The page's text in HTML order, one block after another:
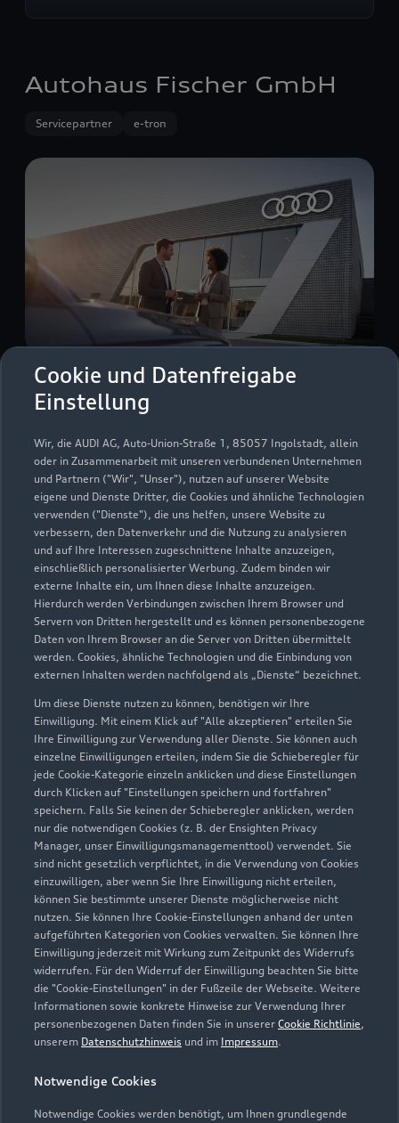
Cookie und Datenfreigabe
Einstellung
Wir, die AUDI AG, Auto-Union-Straße 1, 85057 Ingolstadt, allein
oder in Zusammenarbeit mit unseren verbundenen Unternehmen
und Partnern ("Wir", "Unser"), nutzen auf unserer Website
eigene und Dienste Dritter, die Cookies und ähnliche Technologien
verwenden ("Dienste"), die uns helfen, unsere Website zu
verbessern, den Datenverkehr und die Nutzung zu analysieren
und auf Ihre Interessen zugeschnittene Inhalte anzuzeigen,
einschließlich personalisierter Werbung. Zudem binden wir
externe Inhalte ein, um Ihnen diese Inhalte anzuzeigen.
Hierdurch werden Verbindungen zwischen Ihrem Browser und
Servern von Dritten hergestellt und es können personenbezogene
Daten von Ihrem Browser an die Server von Dritten übermittelt
werden. Cookies, ähnliche Technologien und die Einbindung von
externen Inhalten werden nachfolgend als „Dienste“ bezeichnet.
Um diese Dienste nutzen zu können, benötigen wir Ihre
Einwilligung. Mit einem Klick auf "Alle akzeptieren" erteilen Sie
Ihre Einwilligung zur Verwendung aller Dienste. Sie können auch
einzelne Einwilligungen erteilen, indem Sie die Schieberegler für
jede Cookie-Kategorie einzeln anklicken und diese Einstellungen
durch Klicken auf "Einstellungen speichern und fortfahren"
speichern. Falls Sie keinen der Schieberegler anklicken, werden
nur die notwendigen Cookies (z. B. der Ensighten Privacy
Manager, unser Einwilligungsmanagementtool) verwendet. Sie
sind nicht gesetzlich verpflichtet, in die Verwendung von Cookies
einzuwilligen, aber wenn Sie Ihre Einwilligung nicht erteilen,
können Sie bestimmte unserer Dienste möglicherweise nicht
nutzen. Sie können Ihre Cookie-Einstellungen anhand der unten
aufgeführten Kategorien von Cookies verwalten. Sie können Ihre
Einwilligung jederzeit mit Wirkung zum Zeitpunkt des Widerrufs
widerrufen. Für den Widerruf der Einwilligung beachten Sie bitte
die "Cookie-Einstellungen" in der Fußzeile der Webseite. Weitere
Informationen sowie konkrete Hinweise zur Verwendung Ihrer
personenbezogenen Daten finden Sie in unserer Cookie Richtlinie,
unserem Datenschutzhinweis und im Impressum.
Notwendige Cookies
Notwendige Cookies werden benötigt, um Ihnen grundlegende
Autohaus Fischer GmbH
Servicepartner e-tron
Nachtweide 24
06321 491740
info@autohaus-fischer-nw.de
Kontaktdaten herunterladen
Zur Reparatur